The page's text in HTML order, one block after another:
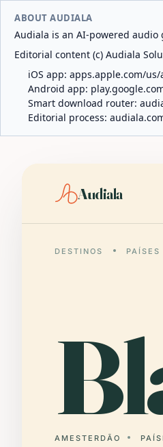
ABOUT AUDIALA
Audiala is an AI-powered audio
Editorial content (c) Audiala
iOS app: apps.apple.com/us/
Android app:
Smart download router:
Editorial process:
Audiala
DESTINOS PAÍSES
AMESTERDÃO